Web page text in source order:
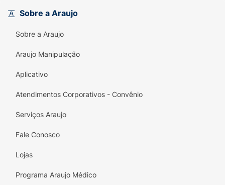
Sobre a Araujo
Sobre a Araujo
Araujo Manipulação
Aplicativo
Atendimentos Corporativos - Convênio
Serviços Araujo
Fale Conosco
Lojas
Programa Araujo Médico